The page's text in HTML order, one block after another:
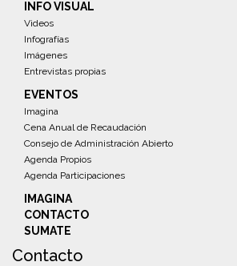
INFO VISUAL
Videos
Infografías
Imágenes
Entrevistas propias
EVENTOS
Imagina
Cena Anual de Recaudación
Consejo de Administración Abierto
Agenda Propios
Agenda Participaciones
IMAGINA
CONTACTO
SUMATE
Contacto